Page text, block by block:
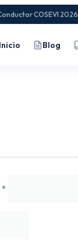
COSEVI 2026
Inicio Blog
*